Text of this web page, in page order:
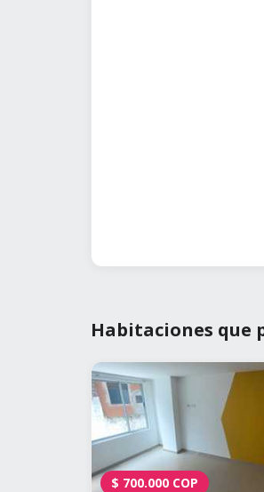
Habitaciones que
$ 700.000 COP